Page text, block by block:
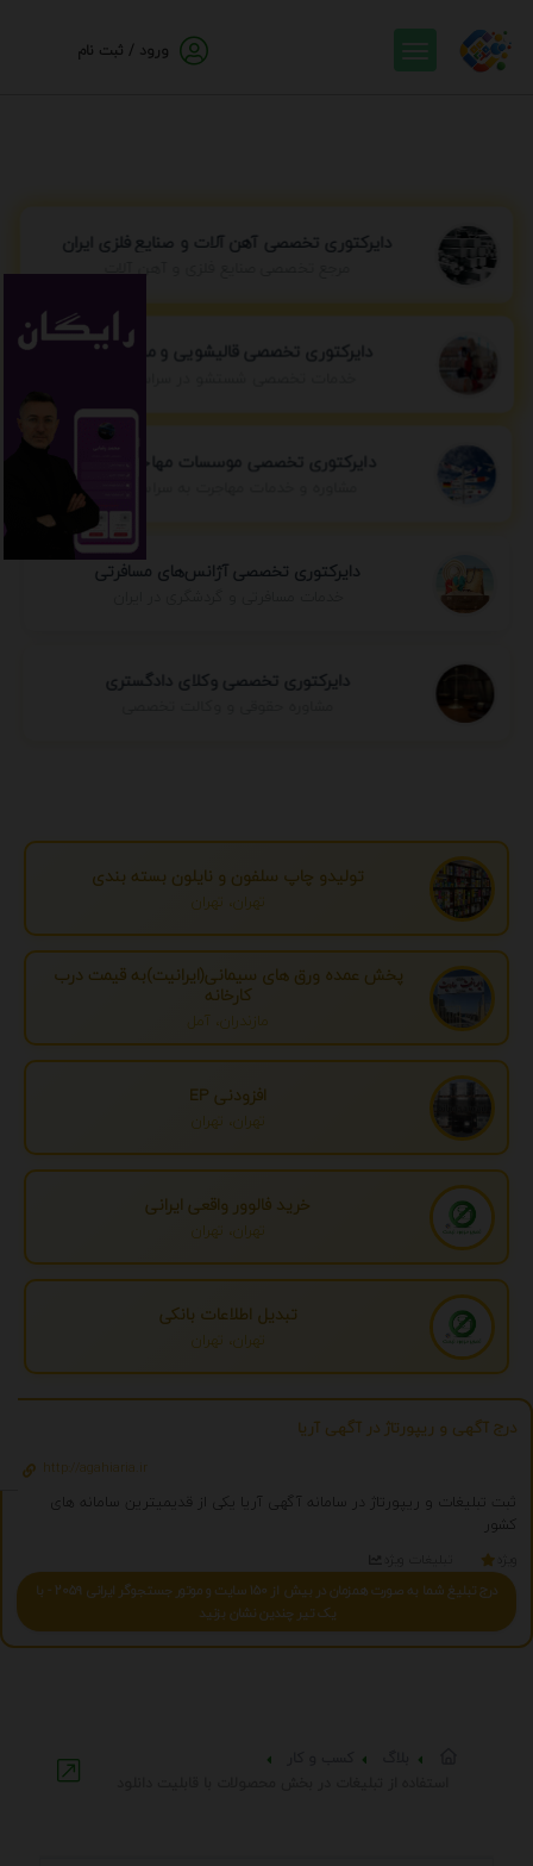
ورود / ثبت نام
دایرکتوری تخصصی آهن آلات و صنایع فلزی ایران
مرجع تخصصی صنایع فلزی و آهن آلات
دایرکتوری تخصصی قالیشویی و مبل شویی
دایرکتوری تخصصی موسسات مهاجرتی ایران
مشاوره و خدمات مهاجرت به سراسر جهان
دایرکتوری تخصصی آژانس‌های مسافرتی
دایرکتوری تخصصی وکلای دادگستری
تولیدو چاپ سلفون و نایلون بسته بندی
تهران، تهران
پخش عمده ورق های سیمانی(ایرانیت)به قیمت درب
کارخانه
مازندران، آمل
افزودنی EP
تهران، تهران
خرید فالوور واقعی ایرانی
تهران، تهران
تبدیل اطلاعات بانکی
تهران، تهران
درج آگهی و ریپورتاژ در آگهی آریا
http://agahiaria.ir
ثبت تبلیغات و ریپورتاژ در سامانه آگهی آریا یکی از قدیمیترین سامانه های
کشور
درج تبلیغ شما به صورت همزمان در بیش از 150 سایت و موتور جستجوگر ایرانی 2059 - با
یک تیر چندین نشان بزنید